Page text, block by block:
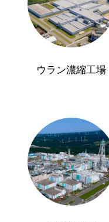
ウラン濃縮工場